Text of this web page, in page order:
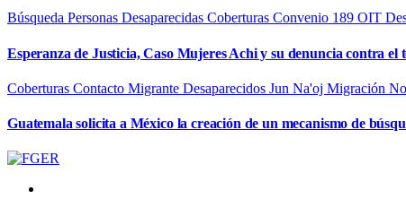
Búsqueda Personas Desaparecidas Coberturas Convenio 189 OIT
Esperanza de Justicia, Caso Mujeres Achi y su denuncia contra el
Coberturas Contacto Migrante Desaparecidos Jun Na'oj Migración
Guatemala solicita a México la creación de un mecanismo de